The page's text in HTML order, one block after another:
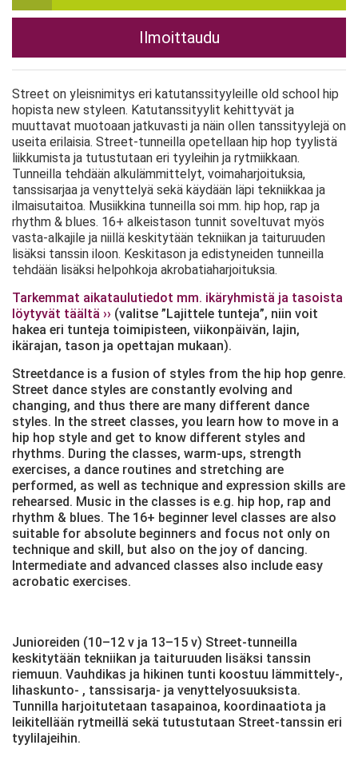
Ilmoittaudu
Street on yleisnimitys eri katutanssityyleille old school hip
hopista new styleen. Katutanssityylit kehittyvät ja
muuttavat muotoaan jatkuvasti ja näin ollen tanssityylejä on
useita erilaisia. Street-tunneilla opetellaan hip hop tyylistä
liikkumista ja tutustutaan eri tyyleihin ja rytmiikkaan.
Tunneilla tehdään alkulämmittelyt, voimaharjoituksia,
tanssisarjaa ja venyttelyä sekä käydään läpi tekniikkaa ja
ilmaisutaitoa. Musiikkina tunneilla soi mm. hip hop, rap ja
rhythm & blues. 16+ alkeistason tunnit soveltuvat myös
vasta-alkajile ja niillä keskitytään tekniikan ja taituruuden
lisäksi tanssin iloon. Keskitason ja edistyneiden tunneilla
tehdään lisäksi helpohkoja akrobatiaharjoituksia.
Tarkemmat aikataulutiedot mm. ikäryhmistä ja tasoista
löytyvät täältä ›› (valitse ”Lajittele tunteja”, niin voit
hakea eri tunteja toimipisteen, viikonpäivän, lajin,
ikärajan, tason ja opettajan mukaan).
Streetdance is a fusion of styles from the hip hop genre.
Street dance styles are constantly evolving and
changing, and thus there are many different dance
styles. In the street classes, you learn how to move in a
hip hop style and get to know different styles and
rhythms. During the classes, warm-ups, strength
exercises, a dance routines and stretching are
performed, as well as technique and expression skills are
rehearsed. Music in the classes is e.g. hip hop, rap and
rhythm & blues. The 16+ beginner level classes are also
suitable for absolute beginners and focus not only on
technique and skill, but also on the joy of dancing.
Intermediate and advanced classes also include easy
acrobatic exercises.
Junioreiden (10–12 v ja 13–15 v) Street-tunneilla
keskitytään tekniikan ja taituruuden lisäksi tanssin
riemuun. Vauhdikas ja hikinen tunti koostuu lämmittely-,
lihaskunto- , tanssisarja- ja venyttelyosuuksista.
Tunnilla harjoitutetaan tasapainoa, koordinaatiota ja
leikitellään rytmeillä sekä tutustutaan Street-tanssin eri
tyylilajeihin.